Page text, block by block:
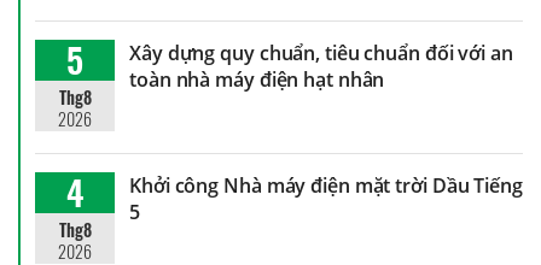
5
Thg8
2026
Xây dựng quy chuẩn, tiêu chuẩn đối với an
toàn nhà máy điện hạt nhân
4
Thg8
2026
Khởi công Nhà máy điện mặt trời Dầu Tiếng
5